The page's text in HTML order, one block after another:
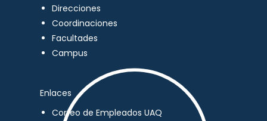
Direcciones
Coordinaciones
Facultades
Campus
Enlaces
Correo de Empleados UAQ